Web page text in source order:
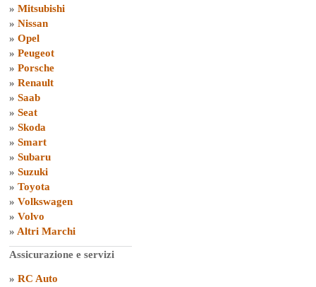
» Mitsubishi
» Nissan
» Opel
» Peugeot
» Porsche
» Renault
» Saab
» Seat
» Skoda
» Smart
» Subaru
» Suzuki
» Toyota
» Volkswagen
» Volvo
» Altri Marchi
Assicurazione e servizi
» RC Auto